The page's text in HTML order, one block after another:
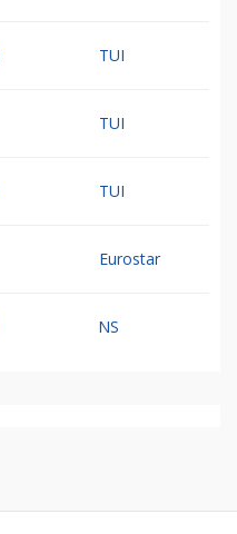
TUI
TUI
TUI
Eurostar
NS